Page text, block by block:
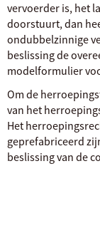
vervoerder is, het
doorstuurt, dan
ondubbelzinnige
beslissing de
modelformulier
Om de
van het
Het
geprefabriceerd
beslissing van de